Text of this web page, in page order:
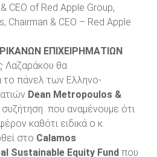
CEO of Red Apple Group,
Chairman & CEO – Red Apple
ΕΠΙΧΕΙΡΗΜΑΤΙΩΝ
Λαζαράκου θα
το πάνελ των Ελληνο-
Dean Metropoulos &
συζήτηση που αναμένουμε ότι
καθότι ειδικά ο κ.
στο Calamos
Sustainable Equity Fund που